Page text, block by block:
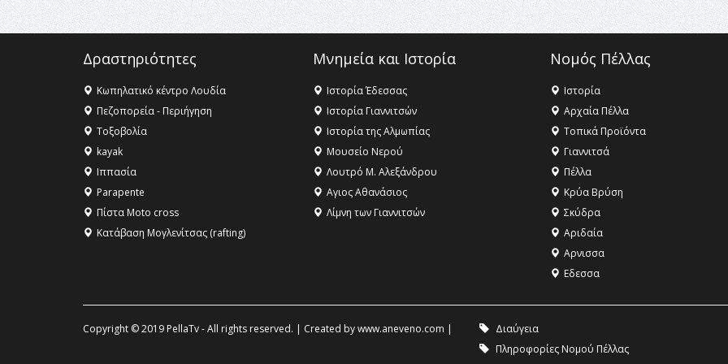
Δραστηριότητες
Κωπηλατικό κέντρο Λουδία
Πεζοπορεία - Περιήγηση
Τοξοβολία
kayak
Ιππασία
Parapente
Πίστα Moto cross
Κατάβαση Μογλενίτσας (rafting)
Μνημεία και Ιστορία
Ιστορία Έδεσσας
Ιστορία Γιαννιτσών
Ιστορία της Αλμωπίας
Μουσείο Νερού
Λουτρό Μ. Αλεξάνδρου
Αγιος Αθανάσιος
Λίμνη των Γιαννιτσών
Νομός Πέλλας
Ιστορία
Αρχαία Πέλλα
Τοπικά Προϊόντα
Γιαννιτσά
Πέλλα
Κρύα Βρύση
Σκύδρα
Αριδαία
Aρνισσα
Eδεσσα
Copyright © 2019 PellaTv - All rights reserved. | Created bywww.aneveno.com | Διαύγεια
Πληροφορίες Νομού Πέλλας